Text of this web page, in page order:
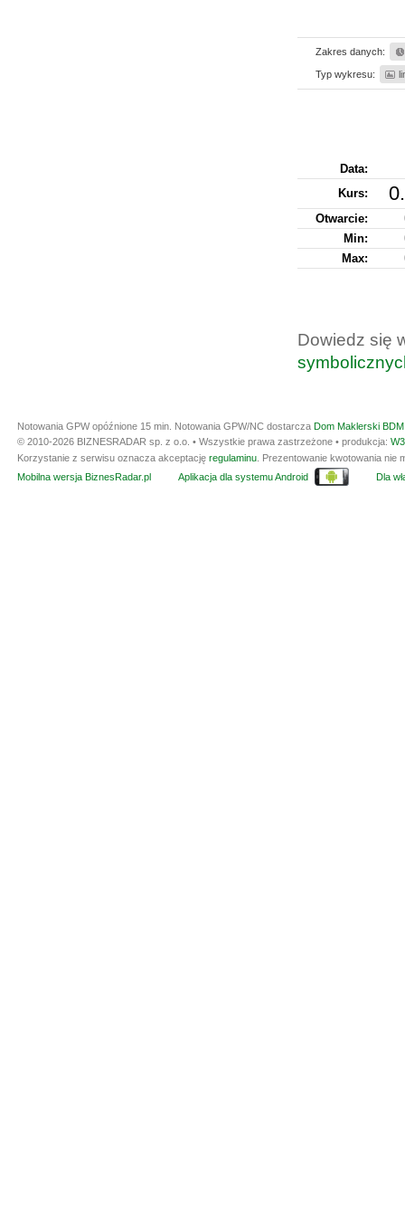
Zakres danych:
Typ wykresu:
Data:
Kurs:
Otwarcie:
Min:
Max:
Dowiedz się
Notowania GPW opóźnione 15 min. Notowania GPW/NC dostarcza Dom Maklerski
© 2010-2026 BIZNESRADAR sp. z o.o. • Wszystkie prawa zastrzeżone • produkcja:
Korzystanie z serwisu oznacza akceptację regulaminu . Prezentowanie kwotowania
Mobilna wersja BiznesRadar.pl
Aplikacja dla systemu Android Dla